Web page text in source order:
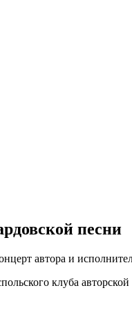
песни
автора и
клуба